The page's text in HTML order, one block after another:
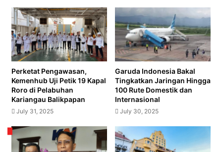
Reaktivasi
Jalur
Kereta
Api
Jabar
Perketat Pengawasan,
Kemenhub Uji Petik 19 Kapal
Roro di Pelabuhan
Kariangau Balikpapan
July 31, 2025
Garuda Indonesia Bakal
Tingkatkan Jaringan Hingga
100 Rute Domestik dan
Internasional
July 30, 2025